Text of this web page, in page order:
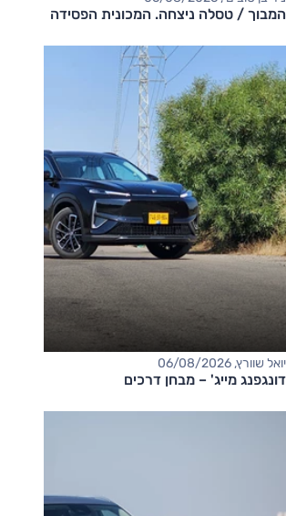
המבוך / טסלה ניצחה. המכונית הפסידה
יואל שוורץ, 06/08/2026
דונגפנג מייג' – מבחן דרכים